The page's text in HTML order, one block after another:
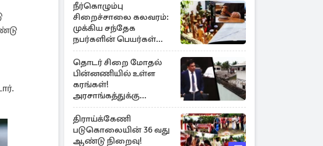
நீர்கொழும்பு
சிறைச்சாலை கலவரம்:
முக்கிய சந்தேக
நபர்களின் பெயர்கள்
நீதிமன்றில் சமர்ப்பிப்பு!
தொடர் சிறை மோதல்
பின்னணியில் உள்ள
கரங்கள்!
அரசாங்கத்துக்கு
கிடைத்த புலனாய்வு
தகவல்
திராய்க்கேணி
படுகொலையின் 36 வது
ஆண்டு நிறைவு!